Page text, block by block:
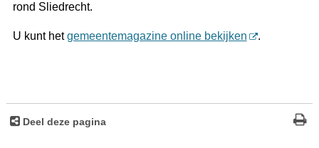
rond Sliedrecht.
U kunt hetgemeentemagazine online bekijken .
Deel deze pagina